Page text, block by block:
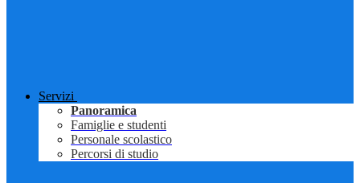
Servizi
Panoramica
Famiglie e studenti
Personale scolastico
Percorsi di studio